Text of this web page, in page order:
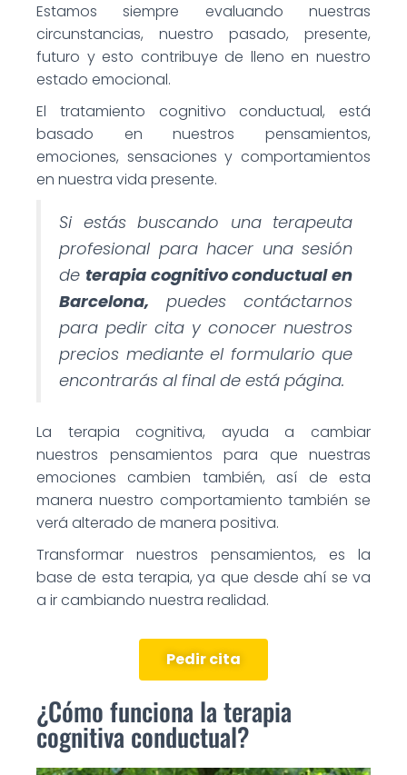
Estamos siempre evaluando nuestras
circunstancias, nuestro pasado, presente,
futuro y esto contribuye de lleno en nuestro
estado emocional.
El tratamiento cognitivo conductual, está
basado en nuestros pensamientos,
emociones, sensaciones y comportamientos
en nuestra vida presente.
Si estás buscando una terapeuta
profesional para hacer una sesión
de terapia cognitivo conductual en
Barcelona, puedes contáctarnos
para pedir cita y conocer nuestros
precios mediante el formulario que
encontrarás al final de está página.
La terapia cognitiva, ayuda a cambiar
nuestros pensamientos para que nuestras
emociones cambien también, así de esta
manera nuestro comportamiento también se
verá alterado de manera positiva.
Transformar nuestros pensamientos, es la
base de esta terapia, ya que desde ahí se va
a ir cambiando nuestra realidad.
Pedir cita
¿Cómo funciona la terapia
cognitiva conductual?